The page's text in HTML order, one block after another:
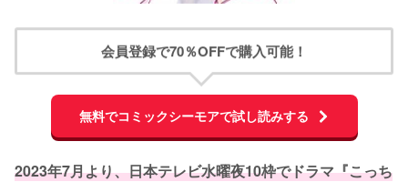
会員登録で70％OFFで購入可能！
無料でコミックシーモアで試し読みする
2023年7月より、日本テレビ水曜夜10枠でドラマ『こっち